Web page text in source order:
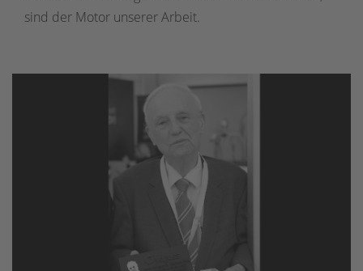
sind der Motor unserer Arbeit.